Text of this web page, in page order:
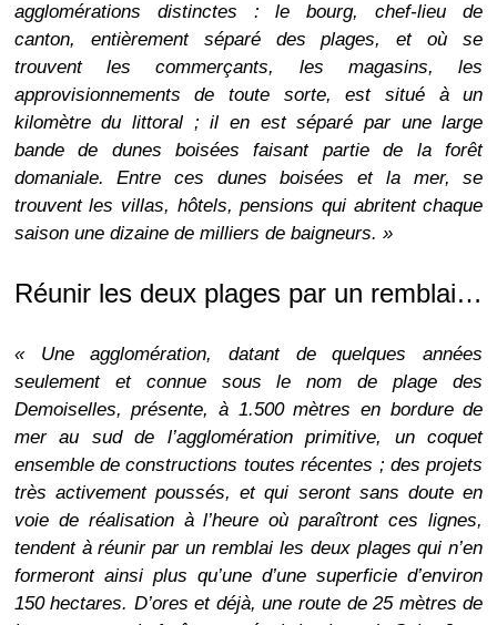
agglomérations distinctes : le bourg, chef-lieu de
canton, entièrement séparé des plages, et où se
trouvent les commerçants, les magasins, les
approvisionnements de toute sorte, est situé à un
kilomètre du littoral ; il en est séparé par une large
bande de dunes boisées faisant partie de la forêt
domaniale. Entre ces dunes boisées et la mer, se
trouvent les villas, hôtels, pensions qui abritent chaque
saison une dizaine de milliers de baigneurs. »
Réunir les deux plages par un remblai…
« Une agglomération, datant de quelques années
seulement et connue sous le nom de plage des
Demoiselles, présente, à 1.500 mètres en bordure de
mer au sud de l’agglomération primitive, un coquet
ensemble de constructions toutes récentes ; des projets
très activement poussés, et qui seront sans doute en
voie de réalisation à l’heure où paraîtront ces lignes,
tendent à réunir par un remblai les deux plages qui n’en
formeront ainsi plus qu’une d’une superficie d’environ
150 hectares. D’ores et déjà, une route de 25 mètres de